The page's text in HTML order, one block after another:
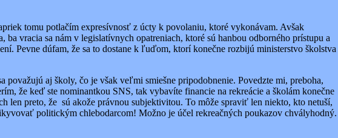
tomu potlačím expresívnosť z úcty k povolaniu, ktoré vykonávam. Avšak
vracia sa nám v legislatívnych opatreniach, ktoré sú hanbou odborného prístupu a
Pevne dúfam, že sa to dostane k ľuďom, ktorí konečne rozbijú ministerstvo školstva
aj školy, čo je však veľmi smiešne pripodobnenie. Povedzte mi, preboha,
že keď ste nominantkou SNS, tak vybavíte financie na rekreácie a školám konečne
len preto, že sú akože právnou subjektivitou. To môže spraviť len niekto, kto netuší,
politickým chlebodarcom! Možno je účel rekreačných poukazov chvályhodný.